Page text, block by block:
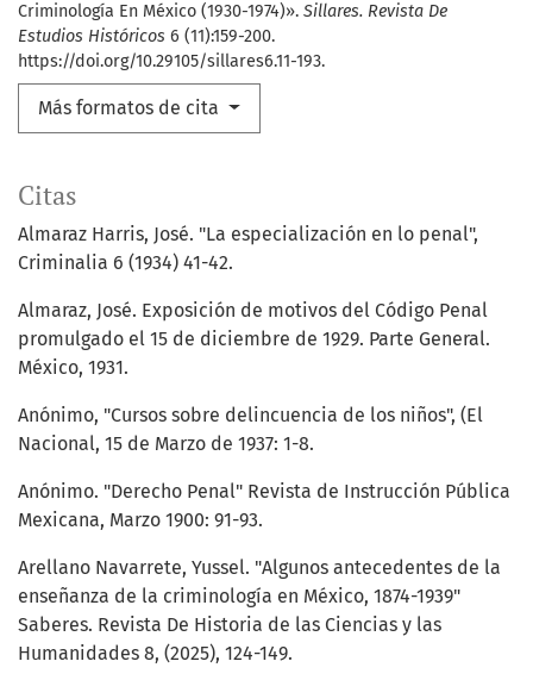
Criminología En México (1930-1974)». Sillares. Revista De
Estudios Históricos 6 (11):159-200.
https://doi.org/10.29105/sillares6.11-193.
Más formatos de cita
Citas
Almaraz Harris, José. "La especialización en lo penal",
Criminalia 6 (1934) 41-42.
Almaraz, José. Exposición de motivos del Código Penal
promulgado el 15 de diciembre de 1929. Parte General.
México, 1931.
Anónimo, "Cursos sobre delincuencia de los niños", (El
Nacional, 15 de Marzo de 1937: 1-8.
Anónimo. "Derecho Penal" Revista de Instrucción Pública
Mexicana, Marzo 1900: 91-93.
Arellano Navarrete, Yussel. "Algunos antecedentes de la
enseñanza de la criminología en México, 1874-1939"
Saberes. Revista De Historia de las Ciencias y las
Humanidades 8, (2025), 124-149.